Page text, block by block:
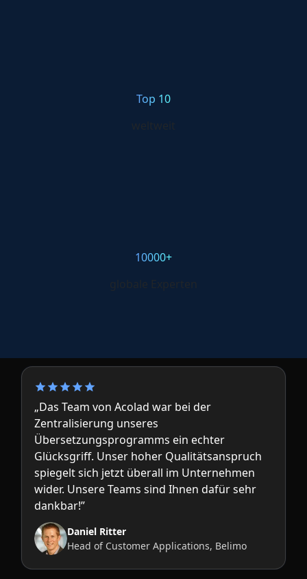
Top 10
10000+
„Das Team von Acolad war bei der
Zentralisierung unseres
Übersetzungsprogramms ein echter
Glücksgriff. Unser hoher Qualitätsanspruch
spiegelt sich jetzt überall im Unternehmen
wider. Unsere Teams sind Ihnen dafür sehr
dankbar!”
Daniel Ritter
Head of Customer Applications, Belimo